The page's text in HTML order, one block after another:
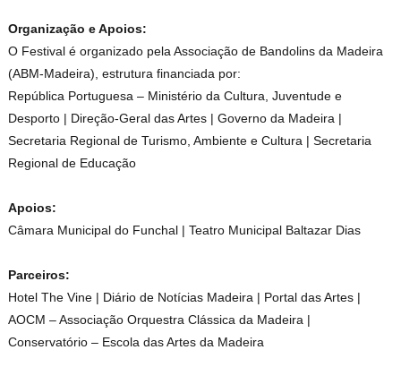
Organização e Apoios:
O Festival é organizado pela Associação de Bandolins da Madeira
(ABM-Madeira), estrutura financiada por:
República Portuguesa – Ministério da Cultura, Juventude e
Desporto | Direção-Geral das Artes | Governo da Madeira |
Secretaria Regional de Turismo, Ambiente e Cultura | Secretaria
Regional de Educação
Apoios:
Câmara Municipal do Funchal | Teatro Municipal Baltazar Dias
Parceiros:
Hotel The Vine | Diário de Notícias Madeira | Portal das Artes |
AOCM – Associação Orquestra Clássica da Madeira |
Conservatório – Escola das Artes da Madeira